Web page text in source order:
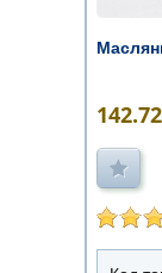
142.72